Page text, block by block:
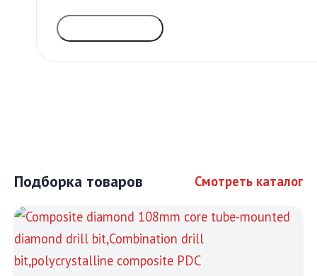
Подборка товаров Смотреть каталог